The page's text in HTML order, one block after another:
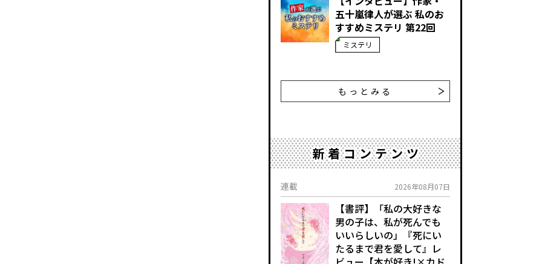
五十嵐律人が選ぶ 私のお
すすめミステリ 第22回
ミステリ
もっとみる
新着コンテンツ
連載 2026年08月07日
【書評】「私の大好きな
男の子は、私が死んでも
いいらしいの」――『死にい
たるまで君を愛して』レ